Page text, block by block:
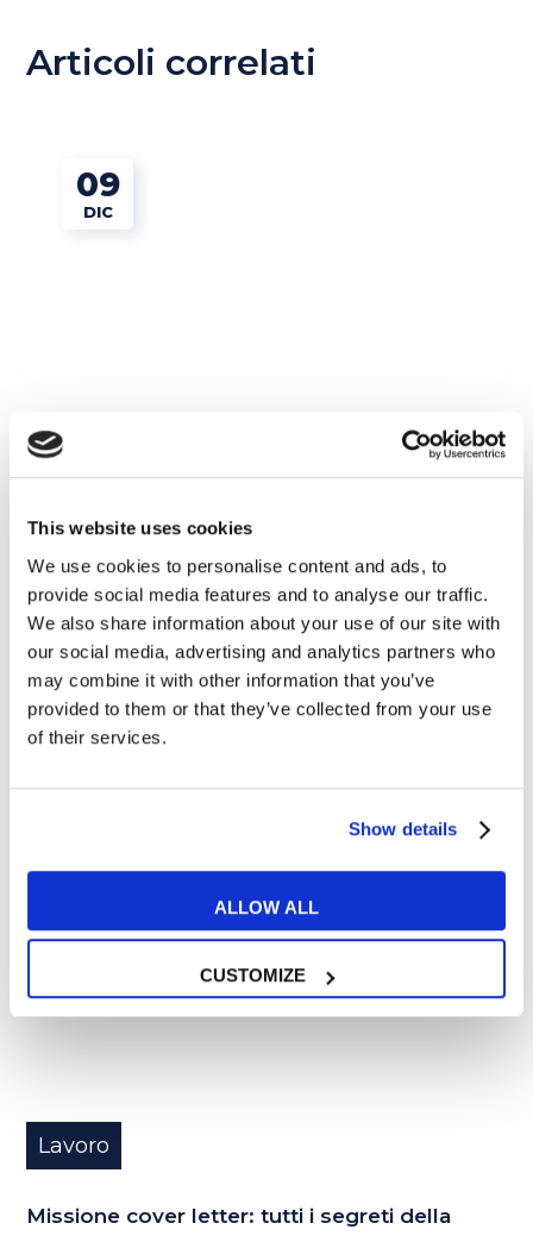
This website uses cookies
We use cookies to personalise content and ads, to
provide social media features and to analyse our traffic.
We also share information about your use of our site with
our social media, advertising and analytics partners who
may combine it with other information that you’ve
provided to them or that they’ve collected from your use
of their services.
Show details
ALLOW ALL
CUSTOMIZE
Articoli correlati
09
DIC
10 ostelli che non ti faranno rimpiangere gli
hotel
READ MORE
Lavoro
Missione cover letter: tutti i segreti della